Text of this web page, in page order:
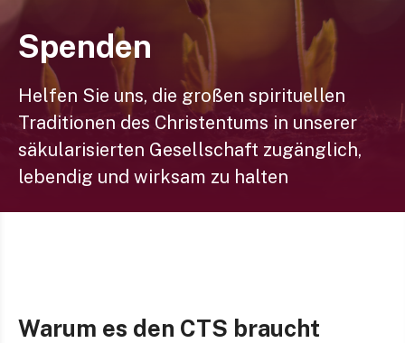
Spenden
Helfen Sie uns, die großen spirituellen
Traditionen des Christentums in unserer
säkularisierten Gesellschaft zugänglich,
lebendig und wirksam zu halten
Warum es den CTS braucht